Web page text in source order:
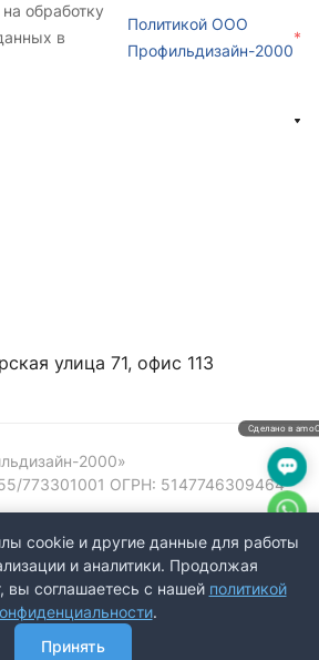
обработку
в
Политикой ООО
Профильдизайн-2000
*
улица 71, офис 113
2000»
773301001 ОГРН: 5147746309464
cookie и другие данные для работы
и аналитики. Продолжая
вы соглашаетесь с нашей политикой
.
Принять
Сделано в